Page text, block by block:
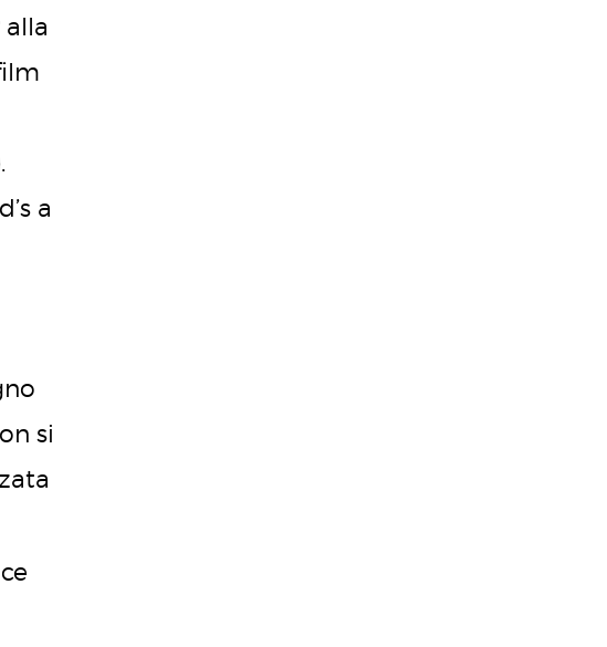
alla
a
si